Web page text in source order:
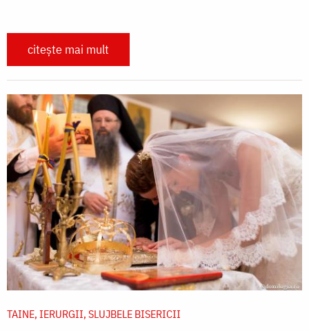
citește mai mult
TAINE, IERURGII, SLUJBELE BISERICII